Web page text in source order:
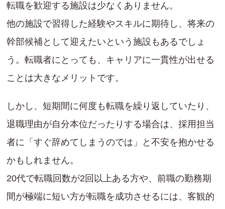
転職を歓迎する施設は少なくありません。
他の施設で習得した経験やスキルに期待し、将来の
幹部候補として迎えたいという施設もあるでしょ
う。転職者にとっても、キャリアに一貫性が出せる
ことは大きなメリットです。
しかし、短期間に何度も転職を繰り返していたり、
退職理由が自分本位だったりする場合は、採用担当
者に「すぐ辞めてしまうのでは」と不安を抱かせる
かもしれません。
20代で転職回数が2回以上ある方や、前職の勤務期
間が極端に短い方が転職を成功させるには、客観的